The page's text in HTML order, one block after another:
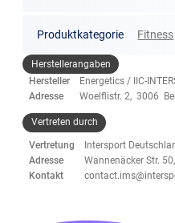
Produktkategorie Fitness
Herstellerangaben
Hersteller
Energetics / IIC-
Adresse
Woelflistr. 2, 3006
Vertreten durch
Vertretung
Intersport
Adresse
Wannenäcker Str.
Kontakt